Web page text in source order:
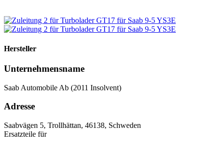
Hersteller
Unternehmensname
Saab Automobile Ab (2011 Insolvent)
Adresse
Saabvägen 5, Trollhättan, 46138, Schweden
Ersatzteile für